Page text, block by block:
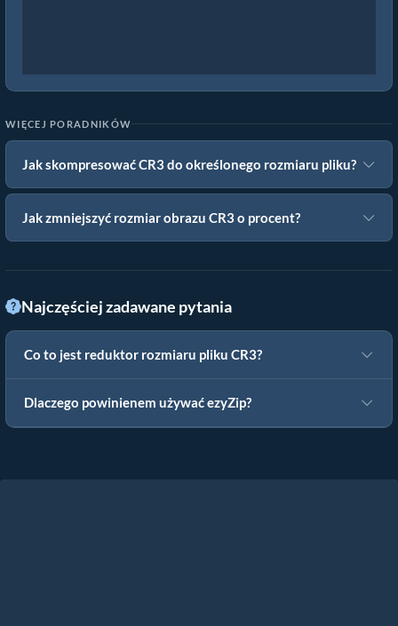
WIĘCEJ PORADNIKÓW
Jak skompresować CR3 do określonego rozmiaru pliku?
Jak zmniejszyć rozmiar obrazu CR3 o procent?
Najczęściej zadawane pytania
Co to jest reduktor rozmiaru pliku CR3?
Dlaczego powinienem używać ezyZip?